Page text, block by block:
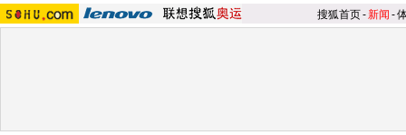
搜狐首页-新闻 -